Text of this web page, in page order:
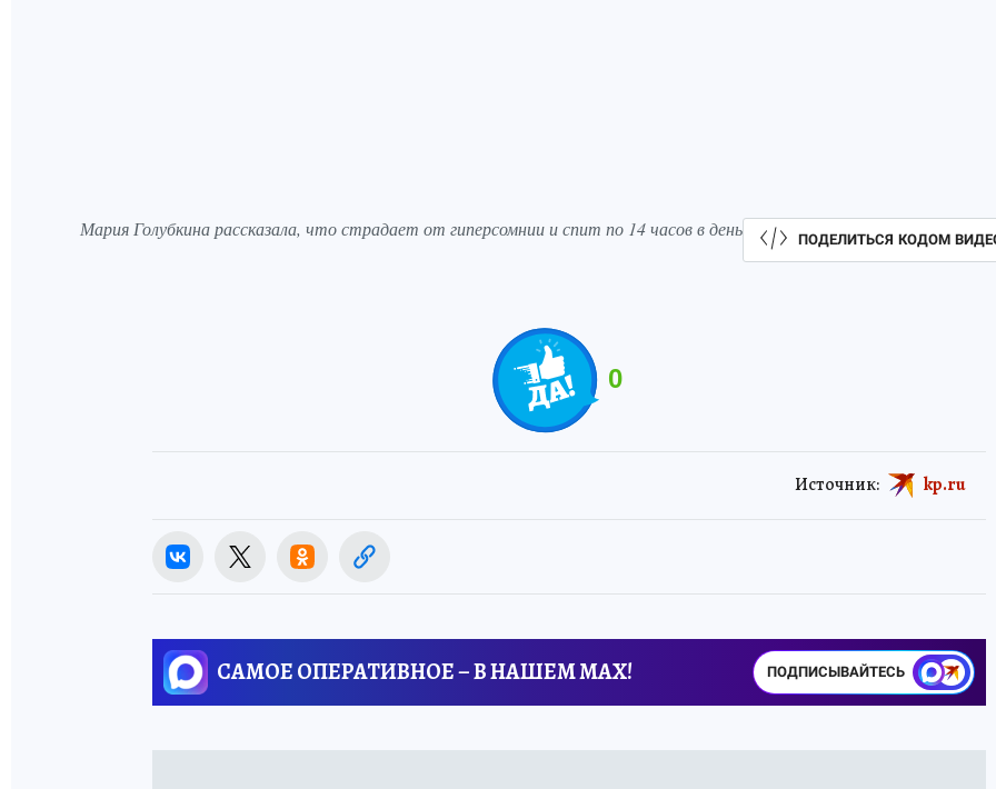
Мария Голубкина рассказала, что страдает от гиперсомнии и спит по 14 часов в день ПОДЕЛИТЬСЯ КОДОМ
0
Источник: kp.ru
САМОЕ ОПЕРАТИВНОЕ – В НАШЕМ MAX! ПОДПИСЫВАЙТЕСЬ